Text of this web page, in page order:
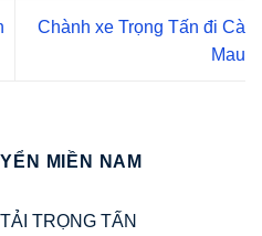
Chành xe Trọng Tấn đi Cà
Mau
MIỀN NAM
TRỌNG TẤN